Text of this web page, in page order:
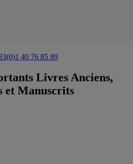
40 76 85 89
Livres Anciens,
et Manuscrits